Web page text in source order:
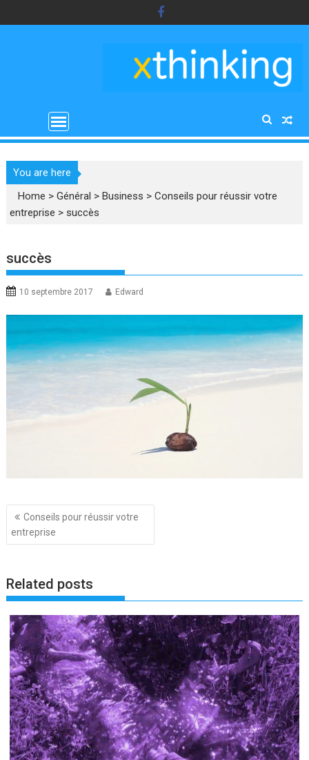
to
You are here
Home >Général >Business >Conseils pour réussir votre
entreprise >succès
succès
10 septembre 2017 Edward
Navigation
de
l’article
Conseils pour réussir votre
entreprise
Related posts